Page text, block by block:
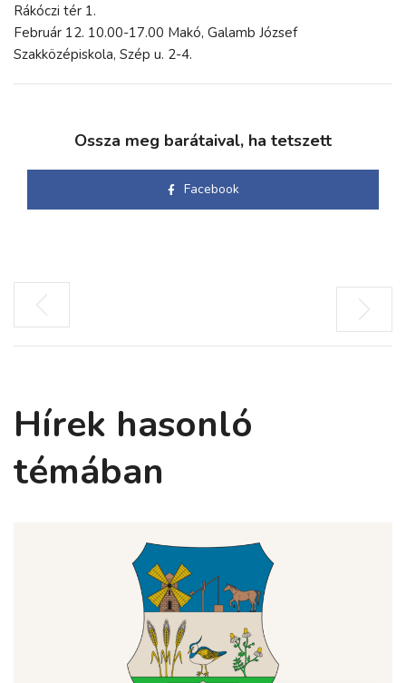
Rákóczi tér 1.
Február 12. 10.00-17.00 Makó, Galamb József
Szakközépiskola, Szép u. 2-4.
Ossza meg barátaival, ha tetszett
Facebook
Hírek hasonló
témában